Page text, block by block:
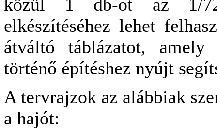
közül 1 db-ot az 1/
elkészítéséhez lehet
átváltó táblázatot, amely
történő építéshez nyújt
A tervrajzok az alábbiak
a hajót: